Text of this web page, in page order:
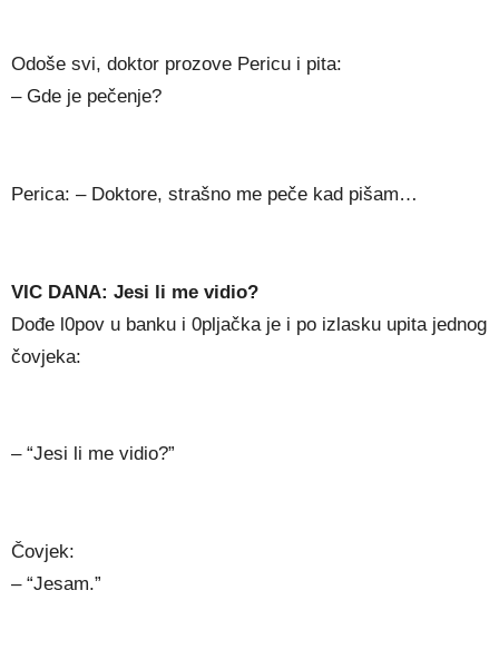
Odoše svi, doktor prozove Pericu i pita:
– Gde je pečenje?
Perica: – Doktore, strašno me peče kad pišam…
VIC DANA: Jesi li me vidio?
Dođe l0pov u banku i 0pljačka je i po izlasku upita jednog
čovjeka:
– “Jesi li me vidio?”
Čovjek:
– “Jesam.”